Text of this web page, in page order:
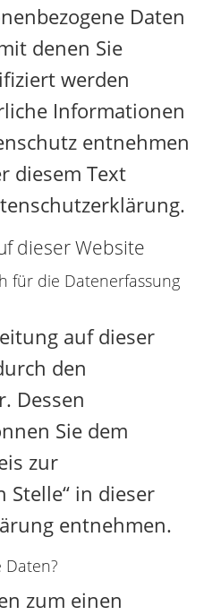
Daten
denen Sie
werden
Informationen
entnehmen
diesem Text
dieser Website
für die Datenerfassung
auf dieser
den
Dessen
Sie dem
zur
in dieser
entnehmen.
Daten?
zum einen